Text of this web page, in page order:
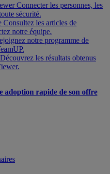
Connecter les personnes, les
sécurité.
Consultez les articles de
notre équipe.
notre programme de
Découvrez les résultats obtenus
adoption rapide de son offre